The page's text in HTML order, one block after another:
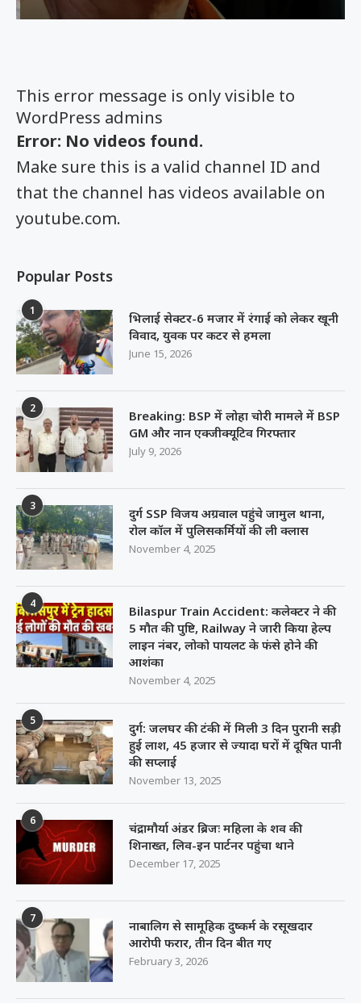
This error message is only visible to
WordPress admins
Error: No videos found.
Make sure this is a valid channel ID and
that the channel has videos available on
youtube.com.
Popular Posts
1
भिलाई सेक्टर-6 मजार में रंगाई को लेकर खूनी
विवाद, युवक पर कटर से हमला
June 15, 2026
2
Breaking: BSP में लोहा चोरी मामले में BSP
GM और नान एक्जीक्यूटिव गिरफ्तार
July 9, 2026
3
दुर्ग SSP विजय अग्रवाल पहुंचे जामुल थाना,
रोल कॉल में पुलिसकर्मियों की ली क्लास
November 4, 2025
4
Bilaspur Train Accident: कलेक्टर ने की
5 मौत की पुष्टि, Railway ने जारी किया हेल्प
लाइन नंबर, लोको पायलट के फंसे होने की
आशंका
November 4, 2025
5
दुर्ग: जलघर की टंकी में मिली 3 दिन पुरानी सड़ी
हुई लाश, 45 हजार से ज्यादा घरों में दूषित पानी
की सप्लाई
November 13, 2025
6
चंद्रामौर्या अंडर ब्रिजः महिला के शव की
शिनाख्त, लिव-इन पार्टनर पहुंचा थाने
December 17, 2025
7
नाबालिग से सामूहिक दुष्कर्म के रसूखदार
आरोपी फरार, तीन दिन बीत गए
February 3, 2026